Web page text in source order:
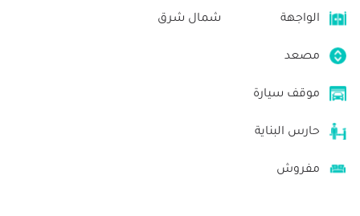
الواجهة شمال شرق
مصعد
موقف سيارة
حارس البناية
مفروش